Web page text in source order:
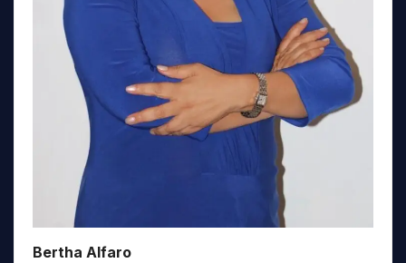
Bertha Alfaro